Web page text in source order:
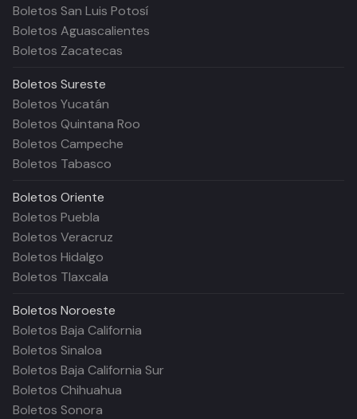
Boletos San Luis Potosí
Boletos Aguascalientes
Boletos Zacatecas
Boletos Sureste
Boletos Yucatán
Boletos Quintana Roo
Boletos Campeche
Boletos Tabasco
Boletos Oriente
Boletos Puebla
Boletos Veracruz
Boletos Hidalgo
Boletos Tlaxcala
Boletos Noroeste
Boletos Baja California
Boletos Sinaloa
Boletos Baja California Sur
Boletos Chihuahua
Boletos Sonora